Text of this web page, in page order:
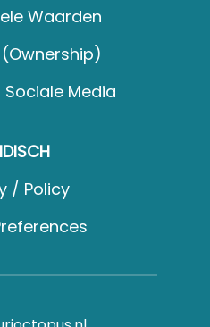
Waarden
Media
/ Policy